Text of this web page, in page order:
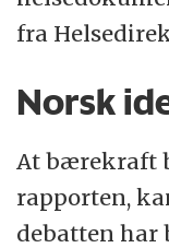
fra
Norsk
At bærekraft
rapporten,
debatten har